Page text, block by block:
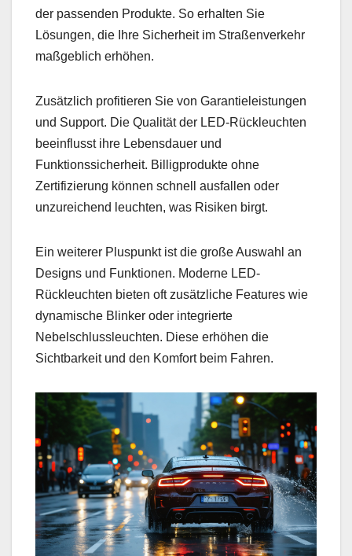
der passenden Produkte. So erhalten Sie
Lösungen, die Ihre Sicherheit im Straßenverkehr
maßgeblich erhöhen.
Zusätzlich profitieren Sie von Garantieleistungen
und Support. Die Qualität der LED-Rückleuchten
beeinflusst ihre Lebensdauer und
Funktionssicherheit. Billigprodukte ohne
Zertifizierung können schnell ausfallen oder
unzureichend leuchten, was Risiken birgt.
Ein weiterer Pluspunkt ist die große Auswahl an
Designs und Funktionen. Moderne LED-
Rückleuchten bieten oft zusätzliche Features wie
dynamische Blinker oder integrierte
Nebelschlussleuchten. Diese erhöhen die
Sichtbarkeit und den Komfort beim Fahren.